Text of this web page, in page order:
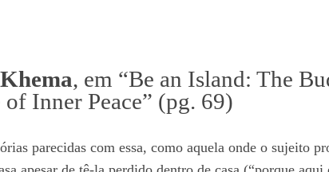
, em “Be an Island: The
of Inner Peace” (pg. 69)
parecidas com essa, como aquela onde o sujeito